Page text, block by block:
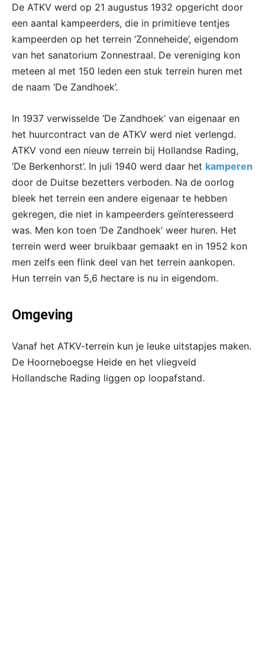
De ATKV werd op 21 augustus 1932 opgericht door
een aantal kampeerders, die in primitieve tentjes
kampeerden op het terrein ‘Zonneheide’, eigendom
van het sanatorium Zonnestraal. De vereniging kon
meteen al met 150 leden een stuk terrein huren met
de naam ‘De Zandhoek’.
In 1937 verwisselde ‘De Zandhoek’ van eigenaar en
het huurcontract van de ATKV werd niet verlengd.
ATKV vond een nieuw terrein bij Hollandse Rading,
‘De Berkenhorst’. In juli 1940 werd daar het kamperen
door de Duitse bezetters verboden. Na de oorlog
bleek het terrein een andere eigenaar te hebben
gekregen, die niet in kampeerders geïnteresseerd
was. Men kon toen ‘De Zandhoek’ weer huren. Het
terrein werd weer bruikbaar gemaakt en in 1952 kon
men zelfs een flink deel van het terrein aankopen.
Hun terrein van 5,6 hectare is nu in eigendom.
Omgeving
Vanaf het ATKV-terrein kun je leuke uitstapjes maken.
De Hoorneboegse Heide en het vliegveld
Hollandsche Rading liggen op loopafstand.